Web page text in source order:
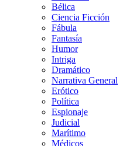
Bélica
Ciencia Ficción
Fábula
Fantasía
Humor
Intriga
Dramático
Narrativa General
Erótico
Política
Espionaje
Judicial
Marítimo
Médicos